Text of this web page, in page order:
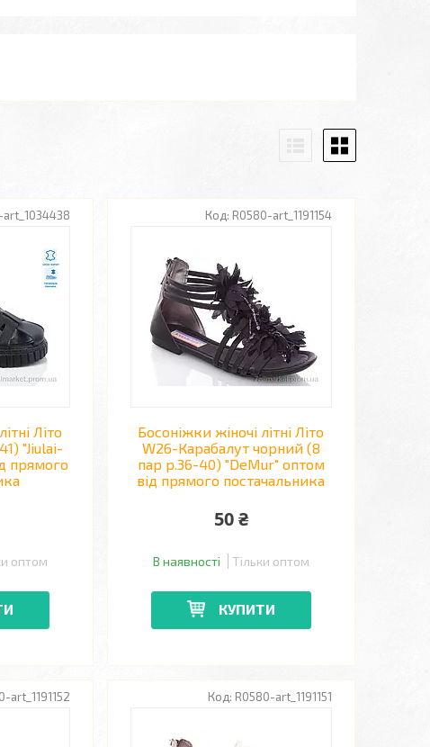
art_1034438
Літо
"Jiulai-
прямого
оптом
R0580-art_1191154
Босоніжки жіночі літні Літо
W26-Карабалут чорний (8
пар р.36-40) "DeMur" оптом
від прямого постачальника
50 ₴
В наявності Тільки оптом
КУПИТИ
art_1191152 R0580-art_1191151